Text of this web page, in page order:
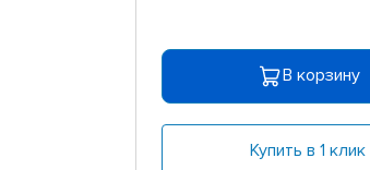
В корзину
Купить в 1 клик